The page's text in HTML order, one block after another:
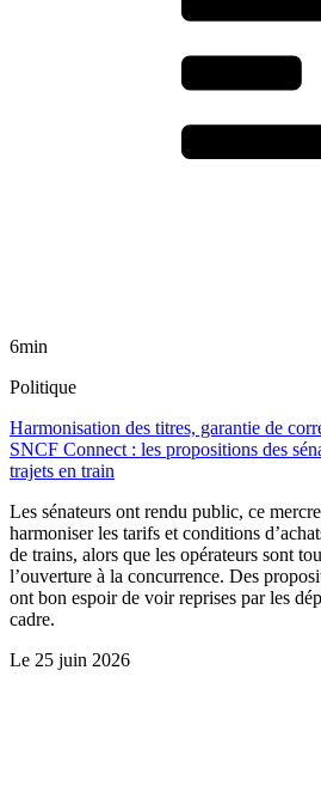
6min
Politique
Harmonisation des titres, garantie de
SNCF Connect : les propositions des
trajets en train
Les sénateurs ont rendu public, ce
harmoniser les tarifs et conditions
de trains, alors que les opérateurs sont
l’ouverture à la concurrence. Des
ont bon espoir de voir reprises par les
cadre.
Le 25 juin 2026